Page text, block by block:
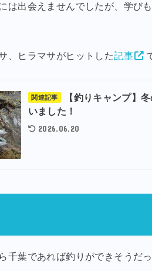
は出会えませんでしたが、学び
、ヒラマサがヒットした記事
関連記事
【釣りキャンプ】
いました！
2026.06.20
千葉であれば釣りができそうだ